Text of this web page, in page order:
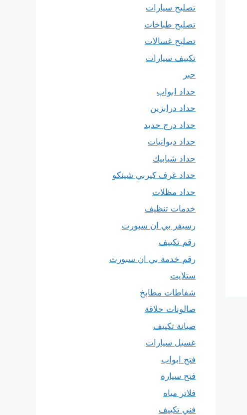
تصليح سيارات
تصليح طباخات
تصليح غسالات
تكييف سيارات
حبر
حداد ابواب
حداد درابزين
حداد درج حديد
حداد ديوانيات
حداد شبابيك
حداد غرف كيربي شينكو
حداد مظلات
خدمات تنظيف
رسيفر بي ان سبورت
رقم تكييف
رقم خدمة بي ان سبورت
ستلايت
شفاطات مطابخ
صالونات حلاقة
صيانة تكييف
غسيل سيارات
فتح ابواب
فتح سيارة
فلاتر مياه
فني تكييف